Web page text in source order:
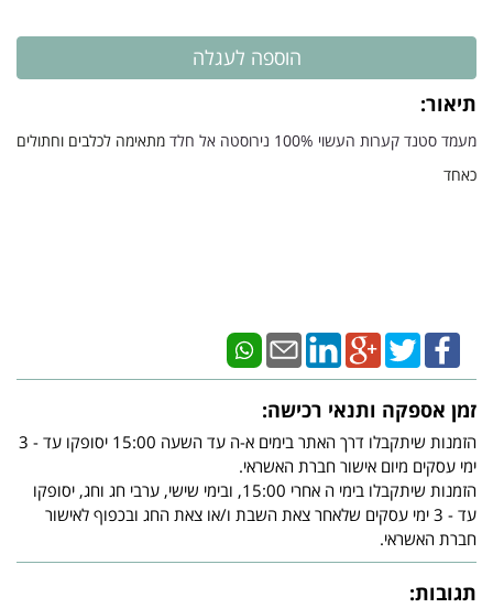
תיאור:
מעמד סטנד קערות העשוי 100% נירוסטה אל חלד
מתאימה לכלבים וחתולים
כאחד
זמן אספקה ותנאי רכישה:
הזמנות שיתקבלו דרך האתר בימים א-ה עד השעה 15:00 יסופקו עד - 3
ימי עסקים מיום אישור חברת האשראי.
הזמנות שיתקבלו בימי ה אחרי 15:00, ובימי שישי, ערבי חג וחג, יסופקו
עד - 3 ימי עסקים שלאחר צאת השבת ו/או צאת החג ובכפוף לאישור
חברת האשראי.
תגובות: